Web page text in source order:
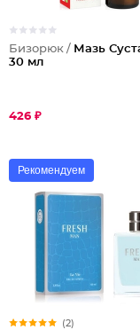
Бизорюк / Мазь
30 мл
426 ₽
Рекомендуем
(2)